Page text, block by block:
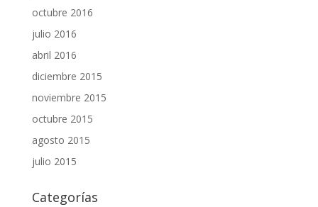
octubre 2016
julio 2016
abril 2016
diciembre 2015
noviembre 2015
octubre 2015
agosto 2015
julio 2015
Categorías